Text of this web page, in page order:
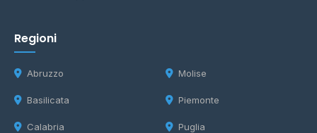
Regioni
Abruzzo
Basilicata
Calabria
Molise
Piemonte
Puglia